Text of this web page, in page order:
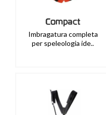
Compact
Imbragatura completa
per speleologia ide..